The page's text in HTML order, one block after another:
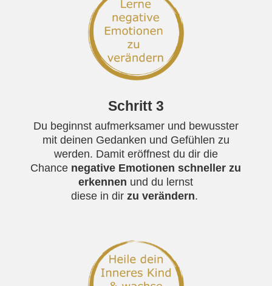
Schritt 3
Du beginnst aufmerksamer und bewusster
mit deinen Gedanken und Gefühlen zu
werden. Damit eröffnest du dir die
Chance negative Emotionen schneller zu
erkennen und du lernst
diese in dir zu verändern.